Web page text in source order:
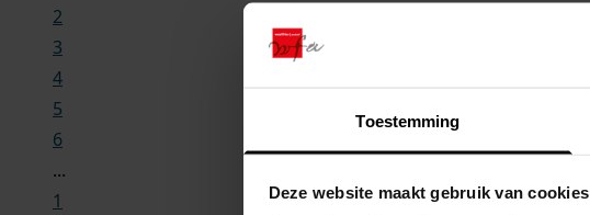
Toestemming
Deze website maakt gebruik van cookies
2
3
4
5
6
...
1